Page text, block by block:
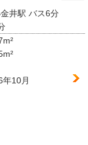
金井駅バス6分
年10月